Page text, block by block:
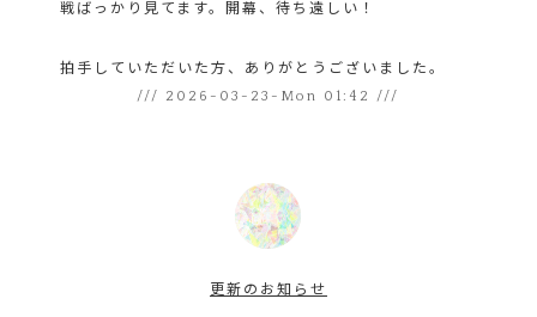
戦ばっかり見てます。開幕、待ち遠しい！
拍手していただいた方、ありがとうございました。
/// 2026-03-23-Mon 01:42 ///
更新のお知らせ